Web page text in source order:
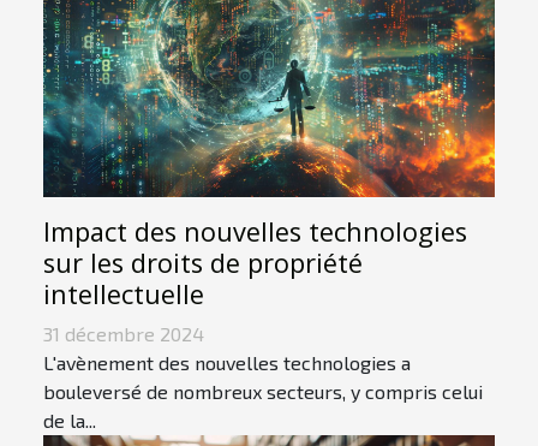
Impact des nouvelles technologies
sur les droits de propriété
intellectuelle
31 décembre 2024
L'avènement des nouvelles technologies a
bouleversé de nombreux secteurs, y compris celui
de la...